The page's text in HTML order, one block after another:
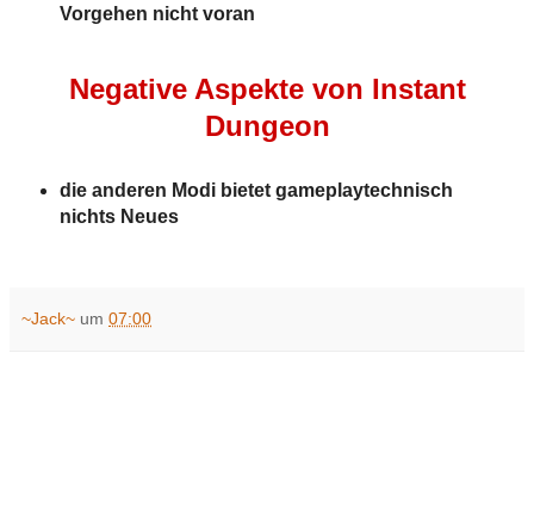
Vorgehen nicht voran
Negative Aspekte von Instant
Dungeon
die anderen Modi bietet gameplaytechnisch
nichts Neues
~Jack~ um 07:00